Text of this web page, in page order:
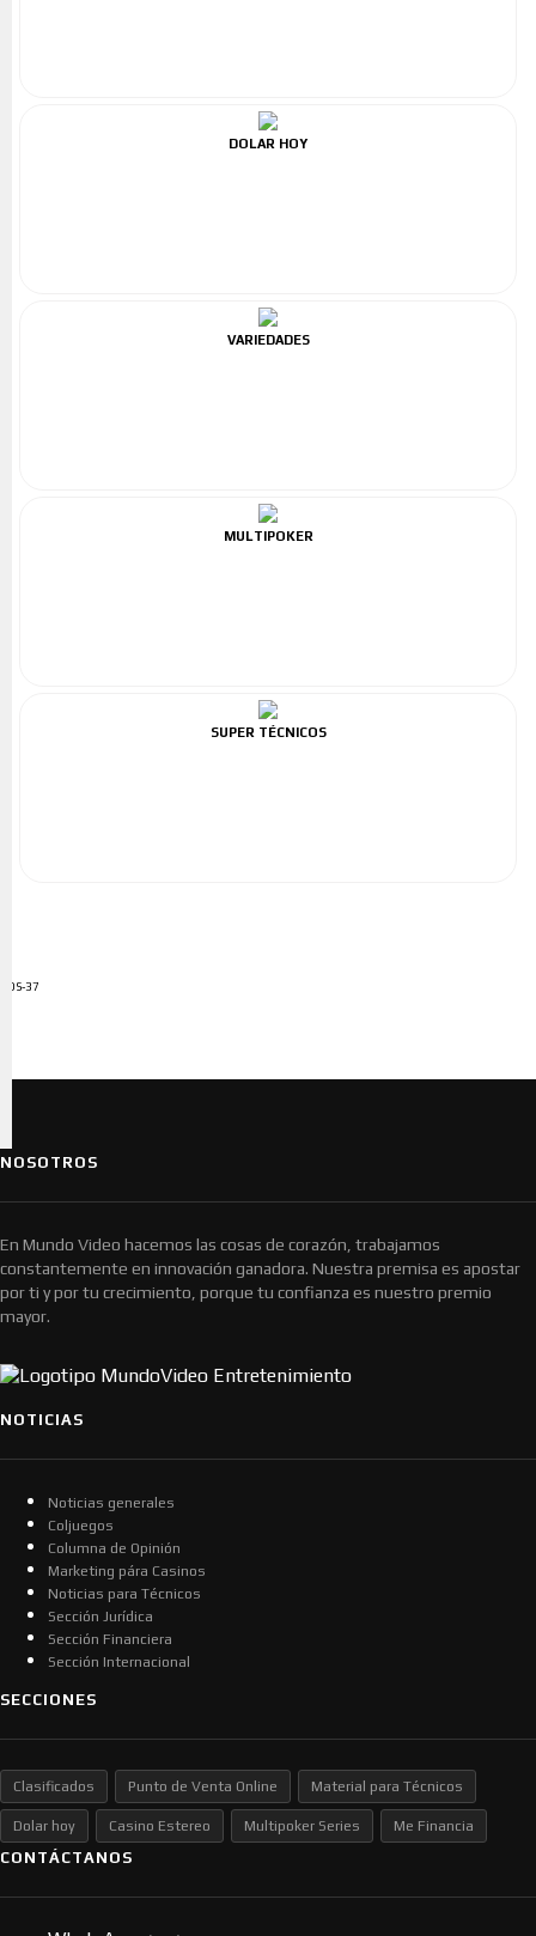
DOLAR HOY
VARIEDADES
MULTIPOKER
SUPER TÉCNICOS
ADS-37
NOSOTROS
En Mundo Video hacemos las cosas de corazón, trabajamos
constantemente en innovación ganadora. Nuestra premisa es apostar
por ti y por tu crecimiento, porque tu confianza es nuestro premio
mayor.
NOTICIAS
Noticias generales
Coljuegos
Columna de Opinión
Marketing pára Casinos
Noticias para Técnicos
Sección Jurídica
Sección Financiera
Sección Internacional
SECCIONES
Clasificados Punto de Venta Online Material para Técnicos
Dolar hoy Casino Estereo Multipoker Series Me Financia
CONTÁCTANOS